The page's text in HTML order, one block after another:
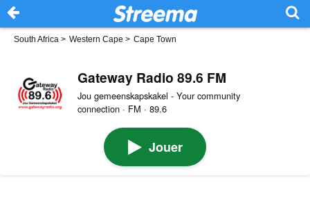
South Africa > Western Cape > Cape Town
Gateway Radio 89.6 FM
Jou gemeenskapskakel - Your community
connection · FM · 89.6
Jouer